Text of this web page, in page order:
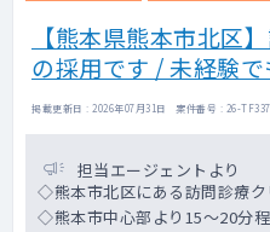
【熊本県熊本市北区
の採用です / 未経験
掲載更新日 : 2026年07月31日 案件番号 : 26-
担当エージェントより
◇熊本市北区にある訪問診療ク
◇熊本市中心部より15～20分